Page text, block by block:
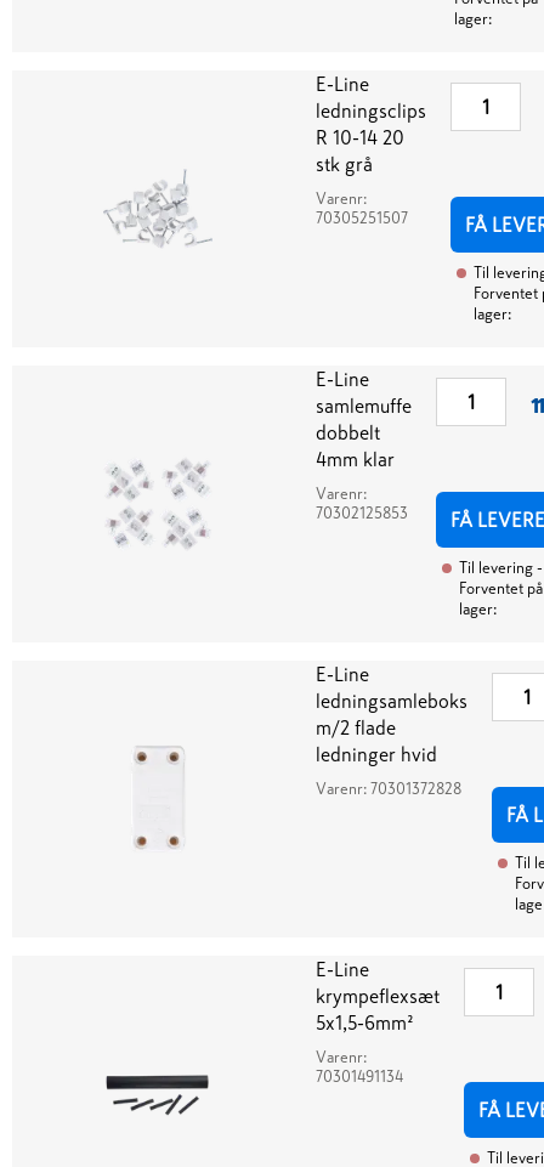
lager:
E-Line
ledningsclips
R 10-14 20
stk grå
Varenr:
70305251507
FÅ
Til
Forventet
lager:
E-Line
samlemuffe
dobbelt
4mm klar
Varenr:
70302125853
FÅ
Til levering -
Forventet på
lager:
E-Line
ledningsamleboks
m/2 flade
ledninger hvid
Varenr: 70301372828
FÅ
Til
E-Line
krympeflexsæt
5x1,5-6mm²
Varenr:
70301491134
FÅ
Til